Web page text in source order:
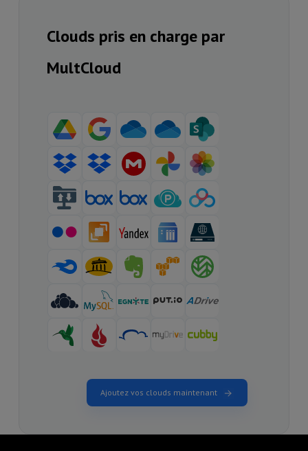
Clouds pris en charge par
MultCloud
Ajoutez vos clouds maintenant